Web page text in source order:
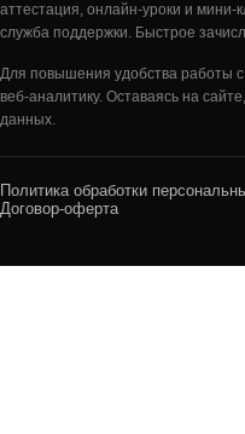
аттестация, онлайн-уроки и
служба поддержки. Быстрое
Для повышения удобства работы
веб-аналитику. Оставаясь на
данных.
Политика обработки
Договор-оферта